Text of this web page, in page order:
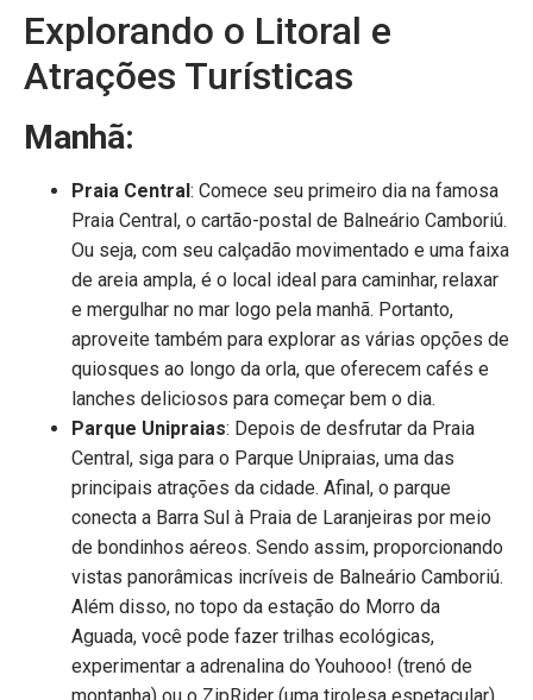
Explorando o Litoral e
Atrações Turísticas
Manhã:
Praia Central: Comece seu primeiro dia na famosa
Praia Central, o cartão-postal de Balneário Camboriú.
Ou seja, com seu calçadão movimentado e uma faixa
de areia ampla, é o local ideal para caminhar, relaxar
e mergulhar no mar logo pela manhã. Portanto,
aproveite também para explorar as várias opções de
quiosques ao longo da orla, que oferecem cafés e
lanches deliciosos para começar bem o dia.
Parque Unipraias: Depois de desfrutar da Praia
Central, siga para o Parque Unipraias, uma das
principais atrações da cidade. Afinal, o parque
conecta a Barra Sul à Praia de Laranjeiras por meio
de bondinhos aéreos. Sendo assim, proporcionando
vistas panorâmicas incríveis de Balneário Camboriú.
Além disso, no topo da estação do Morro da
Aguada, você pode fazer trilhas ecológicas,
experimentar a adrenalina do Youhooo! (trenó de